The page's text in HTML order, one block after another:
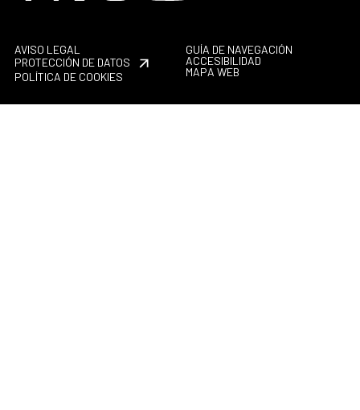
AVISO LEGAL
PROTECCIÓN DE DATOS
POLÍTICA DE COOKIES
GUÍA DE NAVEGACIÓN
ACCESIBILIDAD
MAPA WEB